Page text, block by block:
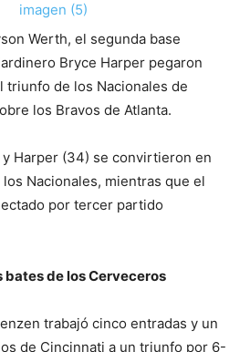
Werth, el segunda base
Bryce Harper pegaron
triunfo de los Nacionales de
los Bravos de Atlanta.
Harper (34) se convirtieron en
Nacionales, mientras que el
por tercer partido
bates de los Cerveceros
trabajó cinco entradas y un
de Cincinnati a un triunfo por 6-